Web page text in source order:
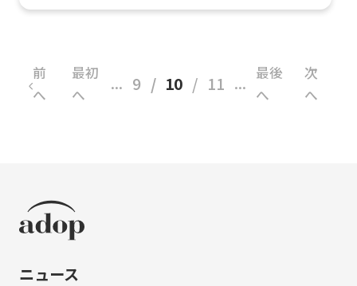
最初
へ
前
へ
... 9 10 11 ...
次
へ
最後
へ
ニュース